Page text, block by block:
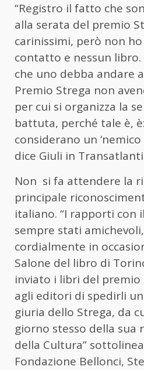
“Registro il fatto che
alla serata del premio
carinissimi, però non ho
contatto e nessun libro.
che uno debba andare
Premio Strega non
per cui si organizza la
battuta, perché tale è,
considerano un ‘nemico
dice Giuli in
Non si fa attendere la
principale
italiano. “I rapporti con
sempre stati
cordialmente in
Salone del libro di
inviato i libri del premio
agli editori di spedirli
giuria dello Strega, da
giorno stesso della sua
della Cultura”
Fondazione Bellonci,